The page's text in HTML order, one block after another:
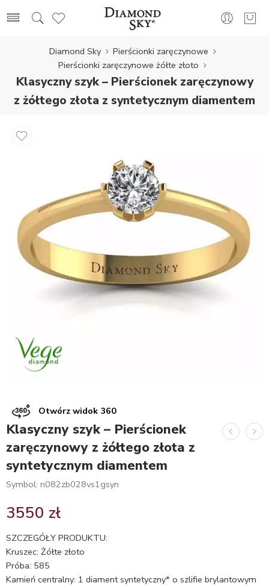
Diamond Sky
Pierścionki zaręczynowe
Pierścionki zaręczynowe żółte złoto
Klasyczny szyk – Pierścionek zaręczynowy
z żółtego złota z syntetycznym diamentem
Otwórz widok 360
Klasyczny szyk – Pierścionek
zaręczynowy z żółtego złota z
syntetycznym diamentem
Symbol: n082zb028vs1gsyn
3550 zł
SZCZEGÓŁY PRODUKTU:
Kruszec: Żółte złoto
Próba: 585
Kamień centralny: 1 diament syntetyczny* o szlifie brylantowym